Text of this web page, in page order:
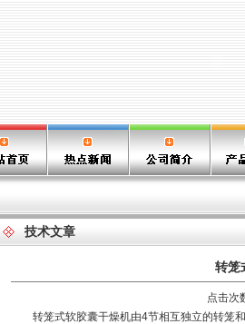
技术文章
转笼
点击次
转笼式软胶囊干燥机由4节相互独立的转笼和